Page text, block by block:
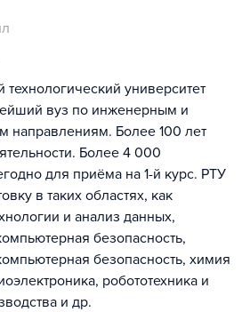
университет
вуз по инженерным и
направлениям. Более 100 лет
Более 4 000
для приёма на 1-й курс. РТУ
в таких областях, как
и анализ данных,
безопасность,
безопасность, химия
робототехника и
и др.